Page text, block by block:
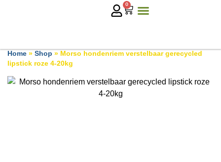
0
Home » Shop » Morso hondenriem verstelbaar gerecycled
lipstick roze 4-20kg